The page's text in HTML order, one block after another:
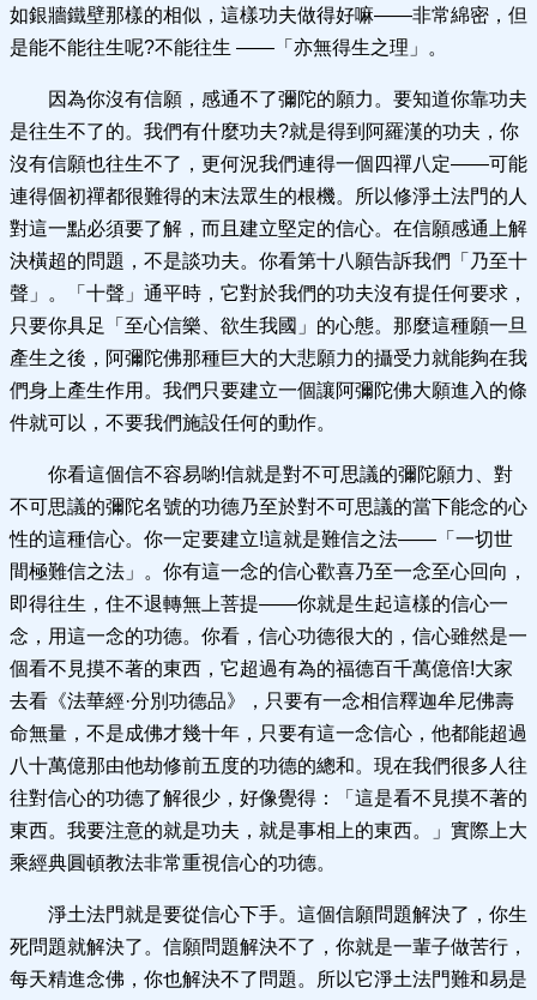
如銀牆鐵壁那樣的相似，這樣功夫做得好嘛——非常綿密，但
是能不能往生呢?不能往生 ——「亦無得生之理」。
因為你沒有信願，感通不了彌陀的願力。要知道你靠功夫
是往生不了的。我們有什麼功夫?就是得到阿羅漢的功夫，你
沒有信願也往生不了，更何況我們連得一個四禪八定——可能
連得個初禪都很難得的末法眾生的根機。所以修淨土法門的人
對這一點必須要了解，而且建立堅定的信心。在信願感通上解
決橫超的問題，不是談功夫。你看第十八願告訴我們「乃至十
聲」。「十聲」通平時，它對於我們的功夫沒有提任何要求，
只要你具足「至心信樂、欲生我國」的心態。那麼這種願一旦
產生之後，阿彌陀佛那種巨大的大悲願力的攝受力就能夠在我
們身上產生作用。我們只要建立一個讓阿彌陀佛大願進入的條
件就可以，不要我們施設任何的動作。
你看這個信不容易喲!信就是對不可思議的彌陀願力、對
不可思議的彌陀名號的功德乃至於對不可思議的當下能念的心
性的這種信心。你一定要建立!這就是難信之法——「一切世
間極難信之法」。你有這一念的信心歡喜乃至一念至心回向，
即得往生，住不退轉無上菩提——你就是生起這樣的信心一
念，用這一念的功德。你看，信心功德很大的，信心雖然是一
個看不見摸不著的東西，它超過有為的福德百千萬億倍!大家
去看《法華經·分別功德品》，只要有一念相信釋迦牟尼佛壽
命無量，不是成佛才幾十年，只要有這一念信心，他都能超過
八十萬億那由他劫修前五度的功德的總和。現在我們很多人往
往對信心的功德了解很少，好像覺得：「這是看不見摸不著的
東西。我要注意的就是功夫，就是事相上的東西。」實際上大
乘經典圓頓教法非常重視信心的功德。
淨土法門就是要從信心下手。這個信願問題解決了，你生
死問題就解決了。信願問題解決不了，你就是一輩子做苦行，
每天精進念佛，你也解決不了問題。所以它淨土法門難和易是